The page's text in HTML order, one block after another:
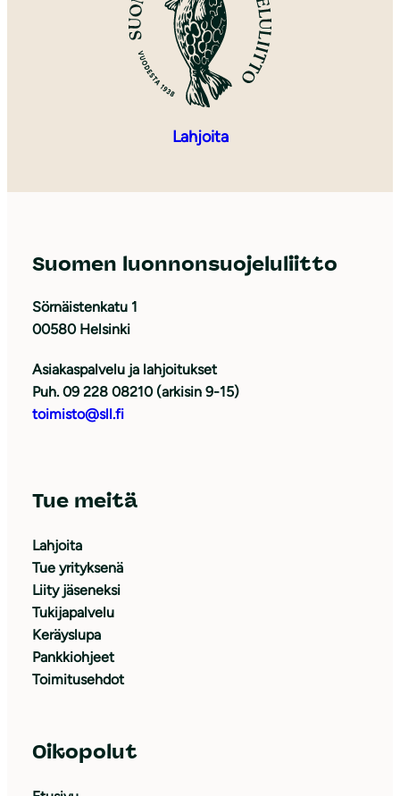
Lahjoita
Suomen luonnonsuojeluliitto
Sörnäistenkatu 1
00580 Helsinki
Asiakaspalvelu ja lahjoitukset
Puh. 09 228 08210 (arkisin 9-15)
toimisto@sll.fi
Tue meitä
Lahjoita
Tue yrityksenä
Liity jäseneksi
Tukijapalvelu
Keräyslupa
Pankkiohjeet
Toimitusehdot
Oikopolut